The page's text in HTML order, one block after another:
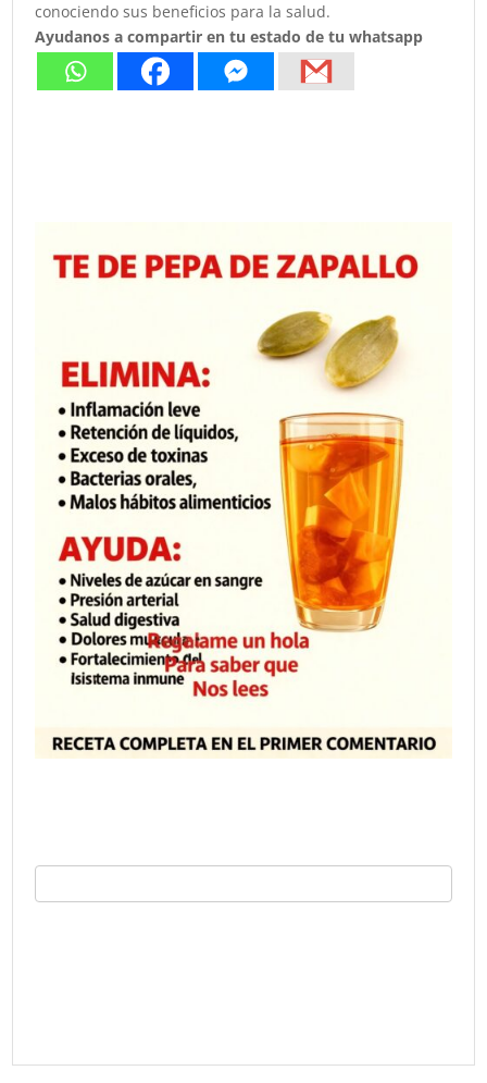
conociendo sus beneficios para la salud.
Ayudanos a compartir en tu estado de tu whatsapp